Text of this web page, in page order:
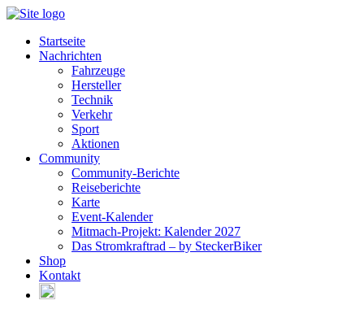
Startseite
Nachrichten
Fahrzeuge
Hersteller
Technik
Verkehr
Sport
Aktionen
Community
Community-Berichte
Reiseberichte
Karte
Event-Kalender
Mitmach-Projekt: Kalender 2027
Das Stromkraftrad – by SteckerBiker
Shop
Kontakt